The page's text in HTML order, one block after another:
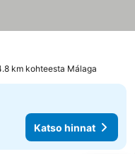
hinnat
km kohteesta Málaga
Katso hinnat